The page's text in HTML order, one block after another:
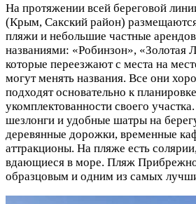
На протяжении всей береговой
(Крым, Сакский район)
пляжи и небольшие частные
названиями: «Робинзон», «Золотая
которые переезжают с места на
могут менять названия. Все они
подходят основательно к
укомплектованности своего
шезлонги и удобные шатры на
деревянные дорожки, временные
аттракционы. На пляже есть
вдающиеся в море. Пляж
образцовым и одним из самых